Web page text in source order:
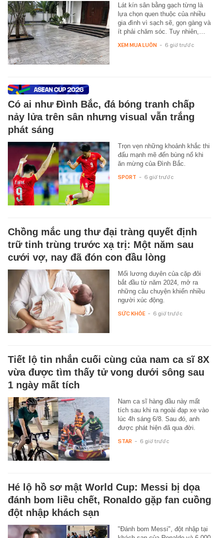
Lát kín sân bằng gạch từng là
lựa chọn quen thuộc của nhiều
gia đình vì sạch sẽ, gọn gàng và
ít phải chăm sóc. Tuy nhiên,…
XEM MUA LUÔN - 6 giờ trước
Có ai như Đình Bắc, đá bóng tranh chấp
nảy lửa trên sân nhưng visual vẫn trắng
phát sáng
Trọn vẹn những khoảnh khắc thi
đấu mạnh mẽ đến bùng nổ khi
ăn mừng của Đình Bắc.
SPORT - 6 giờ trước
Chồng mắc ung thư đại tràng quyết định
trữ tinh trùng trước xạ trị: Một năm sau
cưới vợ, nay đã đón con đầu lòng
Mối lương duyên của cặp đôi
bắt đầu từ năm 2024, mở ra
những câu chuyện khiến nhiều
người xúc động.
SỨC KHỎE - 6 giờ trước
Tiết lộ tin nhắn cuối cùng của nam ca sĩ 8X
vừa được tìm thấy tử vong dưới sông sau
1 ngày mất tích
Nam ca sĩ hàng đầu này mất
tích sau khi ra ngoài đạp xe vào
lúc 4h sáng 6/8. Sau đó, anh
được phát hiện đã qua đời.
STAR - 6 giờ trước
Hé lộ hồ sơ mật World Cup: Messi bị dọa
đánh bom liều chết, Ronaldo gặp fan cuồng
đột nhập khách sạn
"Đánh bom Messi", đột nhập tại